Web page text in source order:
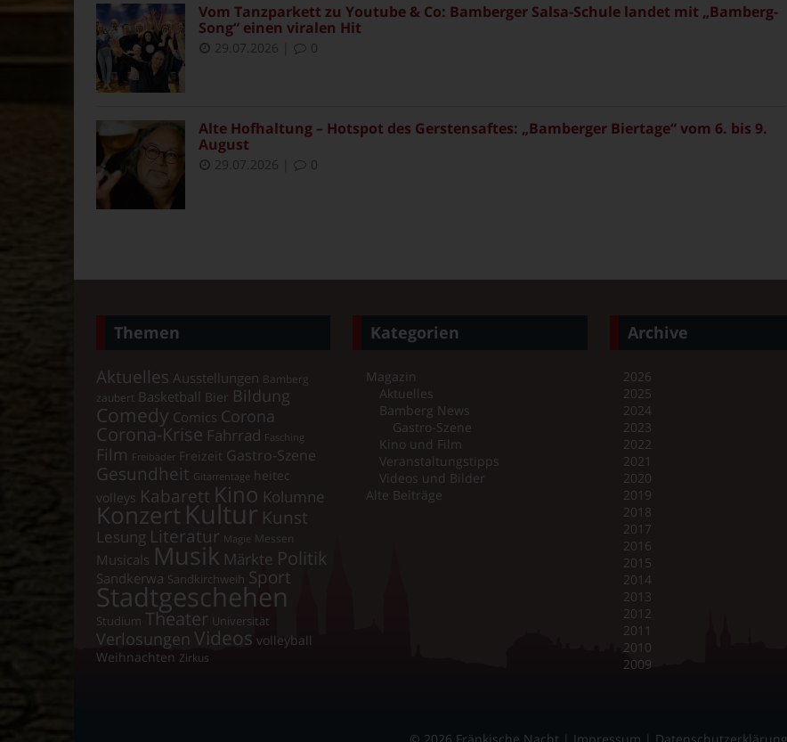
Vom Tanzparkett zu Youtube & Co: Bamberger Salsa-Schule landet mit „Bamberg-
Song“ einen viralen Hit
29.07.2026 0
Alte Hofhaltung – Hotspot des Gerstensaftes: „Bamberger Biertage“ vom 6. bis 9.
August
29.07.2026 0
Themen
Aktuelles Ausstellungen Bamberg
zaubert Basketball Bier Bildung
Comedy Comics Corona
Corona-Krise Fahrrad Fasching
Film Freibäder Freizeit Gastro-Szene
Gesundheit Gitarrentage heitec
volleys Kabarett Kino Kolumne
Konzert Kultur Kunst
Lesung Literatur Magie Messen
Musicals Musik Märkte Politik
Sandkerwa Sandkirchweih Sport
Stadtgeschehen
Studium Theater Universität
Verlosungen Videos volleyball
Weihnachten Zirkus
Kategorien
Magazin
Aktuelles
Bamberg News
Gastro-Szene
Kino und Film
Veranstaltungstipps
Videos und Bilder
Alte Beiträge
Archive
2026
2025
2024
2023
2022
2021
2020
2019
2018
2017
2016
2015
2014
2013
2012
2011
2010
2009